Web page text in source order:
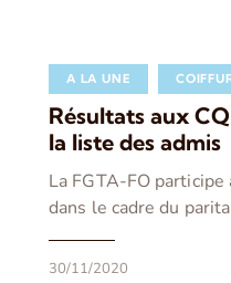
A LA UNE
Résultats aux
la liste des admis
La FGTA-FO
dans le cadre du
30/11/2020